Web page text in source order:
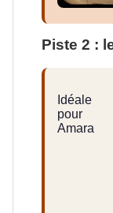
Piste 2 :
Idéale
pour
Amara